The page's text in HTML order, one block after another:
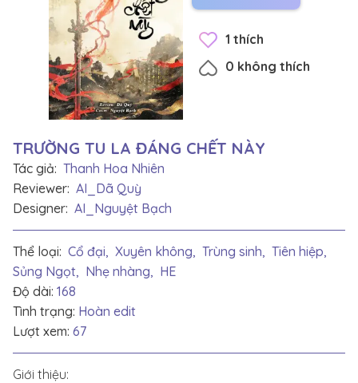
1 thích
0 không thích
TRƯỜNG TU LA ĐÁNG CHẾT NÀY
Tác giả: Thanh Hoa Nhiên
Reviewer: AI_Dã Quỳ
Designer: AI_Nguyệt Bạch
Thể loại: Cổ đại, Xuyên không, Trùng sinh, Tiên hiệp,
Sủng Ngọt, Nhẹ nhàng, HE
Độ dài: 168
Tình trạng: Hoàn edit
Lượt xem: 67
Giới thiệu: